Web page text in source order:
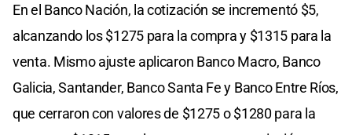
En el Banco Nación, la cotización se incrementó $5,
alcanzando los $1275 para la compra y $1315 para la
venta. Mismo ajuste aplicaron Banco Macro, Banco
Galicia, Santander, Banco Santa Fe y Banco Entre Ríos,
que cerraron con valores de $1275 o $1280 para la